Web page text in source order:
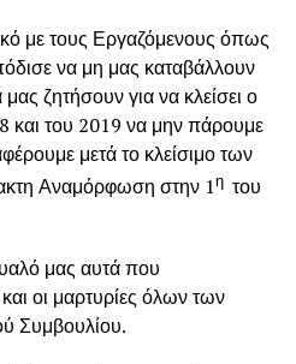
με τους Εργαζόμενους όπως
να μη μας καταβάλλουν
ζητήσουν για να κλείσει ο
και του 2019 να μην πάρουμε
μετά το κλείσιμο των
Αναμόρφωση στην 1η του
μας αυτά που
οι μαρτυρίες όλων των
Συμβουλίου.